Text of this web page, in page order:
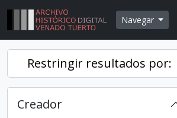
Skip to main content
Navegar
Restringir resultados por:
Creador